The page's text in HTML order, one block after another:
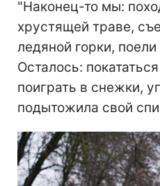
"Наконец-то мы:
хрустящей траве,
ледяной горки, поели
Осталось:
поиграть в снежки,
подытожила свой